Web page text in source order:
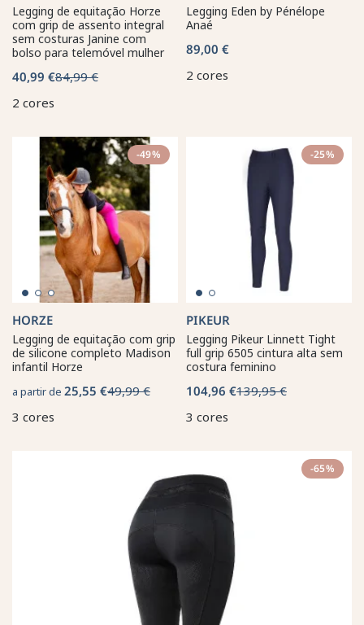
Legging de equitação Horze
com grip de assento integral
sem costuras Janine com
bolso para telemóvel mulher
40,99 €84,99 €
2 cores
Legging Eden by Pénélope
Anaé
89,00 €
2 cores
-49%
HORZE
Legging de equitação com grip
de silicone completo Madison
infantil Horze
a partir de 25,55 €49,99 €
3 cores
-25%
PIKEUR
Legging Pikeur Linnett Tight
full grip 6505 cintura alta sem
costura feminino
104,96 €139,95 €
3 cores
-65%